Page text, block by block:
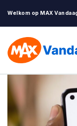
Welkom op MAX